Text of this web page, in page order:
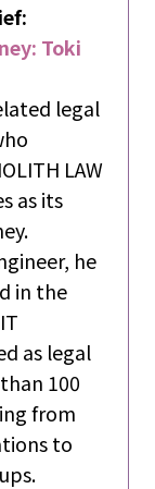
Toki
legal
LAW
as its
he
in the
as legal
100
from
to